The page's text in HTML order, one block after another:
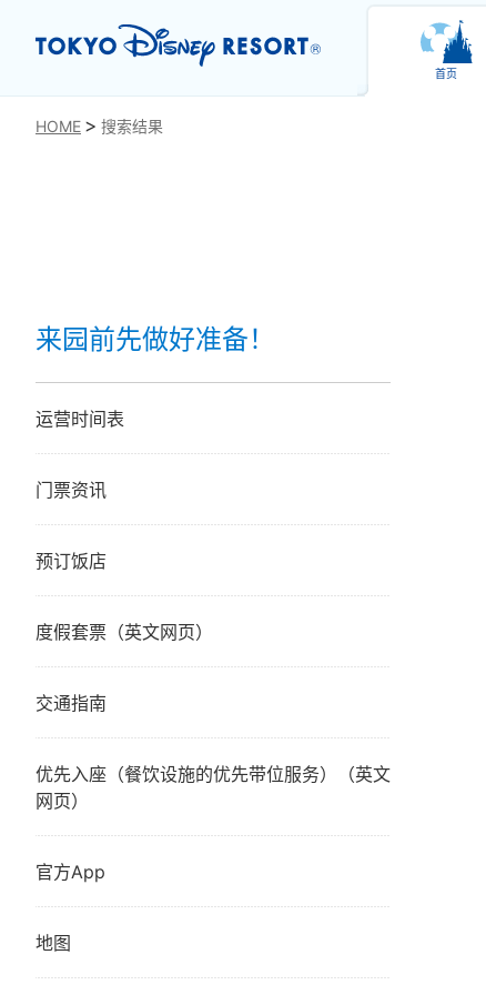
首页
HOME 搜索结果
来园前先做好准备！
运营时间表
门票资讯
预订饭店
度假套票（英文网页）
交通指南
优先入座（餐饮设施的优先带位服务）（英文
网页）
官方App
地图